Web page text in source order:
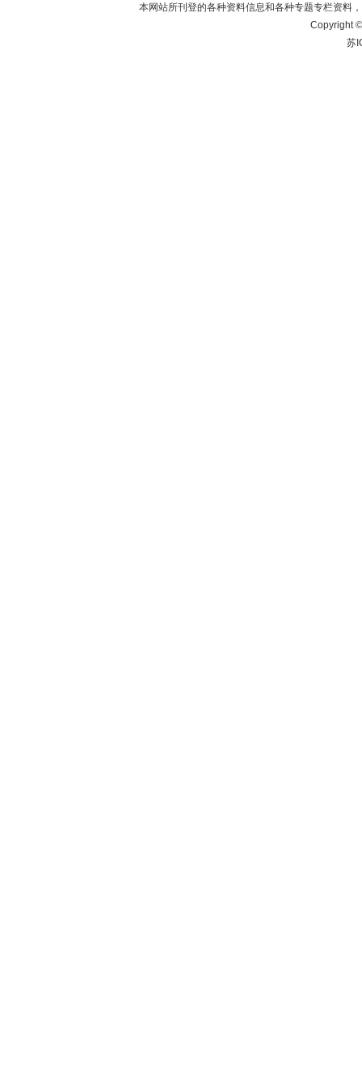
本网站所刊登的各种资料信息和各种专题专栏资料
Copyright
苏